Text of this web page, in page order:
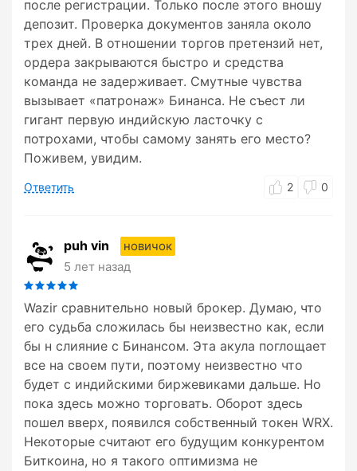
после регистрации. Только после этого вношу
депозит. Проверка документов заняла около
трех дней. В отношении торгов претензий нет,
ордера закрываются быстро и средства
команда не задерживает. Смутные чувства
вызывает «патронаж» Бинанса. Не съест ли
гигант первую индийскую ласточку с
потрохами, чтобы самому занять его место?
Поживем, увидим.
Ответить 2 0
puh vin
новичок
5 лет назад
Wazir сравнительно новый брокер. Думаю, что
его судьба сложилась бы неизвестно как, если
бы н слияние с Бинансом. Эта акула поглощает
все на своем пути, поэтому неизвестно что
будет с индийскими биржевиками дальше. Но
пока здесь можно торговать. Оборот здесь
пошел вверх, появился собственный токен WRX.
Некоторые считают его будущим конкурентом
Биткоина, но я такого оптимизма не